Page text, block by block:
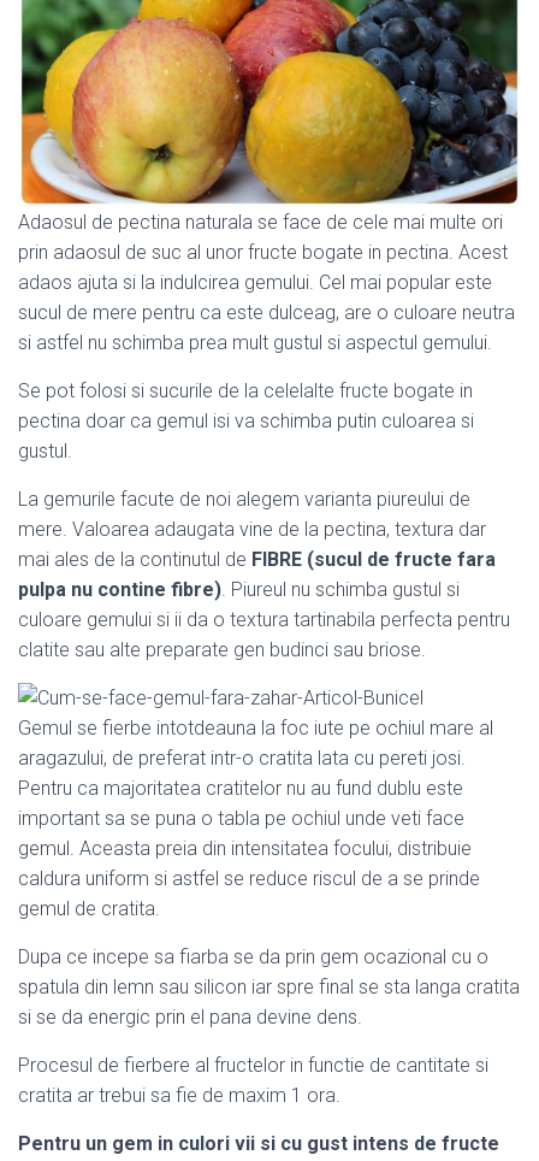
Adaosul de pectina naturala se face de cele mai multe ori
prin adaosul de suc al unor fructe bogate in pectina. Acest
adaos ajuta si la indulcirea gemului. Cel mai popular este
sucul de mere pentru ca este dulceag, are o culoare neutra
si astfel nu schimba prea mult gustul si aspectul gemului.
Se pot folosi si sucurile de la celelalte fructe bogate in
pectina doar ca gemul isi va schimba putin culoarea si
gustul.
La gemurile facute de noi alegem varianta piureului de
mere. Valoarea adaugata vine de la pectina, textura dar
mai ales de la continutul de FIBRE (sucul de fructe fara
pulpa nu contine fibre). Piureul nu schimba gustul si
culoare gemului si ii da o textura tartinabila perfecta pentru
clatite sau alte preparate gen budinci sau briose.
Gemul se fierbe intotdeauna la foc iute pe ochiul mare al
aragazului, de preferat intr-o cratita lata cu pereti josi.
Pentru ca majoritatea cratitelor nu au fund dublu este
important sa se puna o tabla pe ochiul unde veti face
gemul. Aceasta preia din intensitatea focului, distribuie
caldura uniform si astfel se reduce riscul de a se prinde
gemul de cratita.
Dupa ce incepe sa fiarba se da prin gem ocazional cu o
spatula din lemn sau silicon iar spre final se sta langa cratita
si se da energic prin el pana devine dens.
Procesul de fierbere al fructelor in functie de cantitate si
cratita ar trebui sa fie de maxim 1 ora.
Pentru un gem in culori vii si cu gust intens de fructe